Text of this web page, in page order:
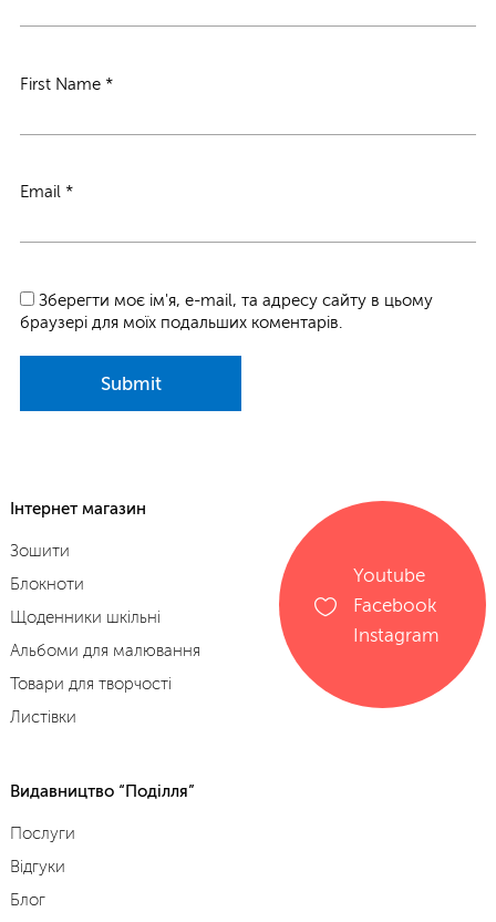
First Name *
Email *
Зберегти моє ім'я, e-mail, та адресу сайту в цьому
браузері для моїх подальших коментарів.
Submit
Інтернет магазин
Зошити
Блокноти
Щоденники шкільні
Альбоми для малювання
Товари для творчості
Листівки
Видавництво “Поділля”
Послуги
Відгуки
Блог
Youtube
Facebook
Instagram